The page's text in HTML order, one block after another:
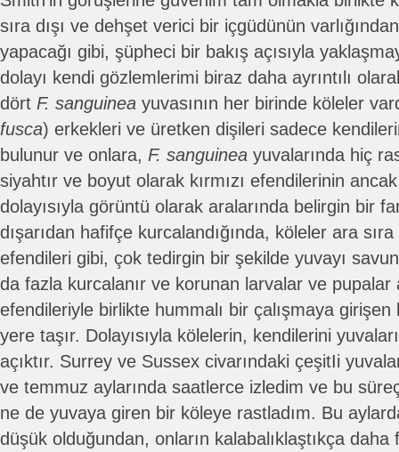
sıra dışı ve dehşet verici bir içgüdünün
yapacağı gibi, şüpheci bir bakış açısıyla
dolayı kendi gözlemlerimi biraz daha ayrıntılı
dört F. sanguinea yuvasının her birinde köleler
fusca) erkekleri ve üretken dişileri sadece
bulunur ve onlara, F. sanguinea yuvalarında hiç
siyahtır ve boyut olarak kırmızı efendilerinin ancak
dolayısıyla görüntü olarak aralarında belirgin bir
dışarıdan hafifçe kurcalandığında, köleler ara sıra
efendileri gibi, çok tedirgin bir şekilde yuvayı
da fazla kurcalanır ve korunan larvalar ve pupalar
efendileriyle birlikte hummalı bir çalışmaya girişen
yere taşır. Dolayısıyla kölelerin, kendilerini
açıktır. Surrey ve Sussex civarındaki çeşitIi
ve temmuz aylarında saatlerce izledim ve bu
ne de yuvaya giren bir köleye rastladım. Bu
düşük olduğundan, onların kalabalıklaştıkça daha